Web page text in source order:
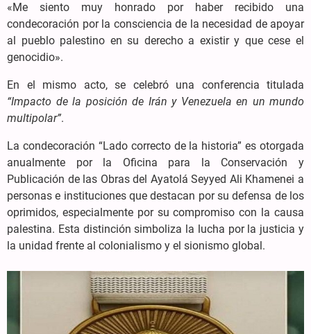
«Me siento muy honrado por haber recibido una
condecoración por la consciencia de la necesidad de apoyar
al pueblo palestino en su derecho a existir y que cese el
genocidio».
En el mismo acto, se celebró una conferencia titulada
“Impacto de la posición de Irán y Venezuela en un mundo
multipolar”.
La condecoración “Lado correcto de la historia” es otorgada
anualmente por la Oficina para la Conservación y
Publicación de las Obras del Ayatolá Seyyed Ali Khamenei a
personas e instituciones que destacan por su defensa de los
oprimidos, especialmente por su compromiso con la causa
palestina. Esta distinción simboliza la lucha por la justicia y
la unidad frente al colonialismo y el sionismo global.